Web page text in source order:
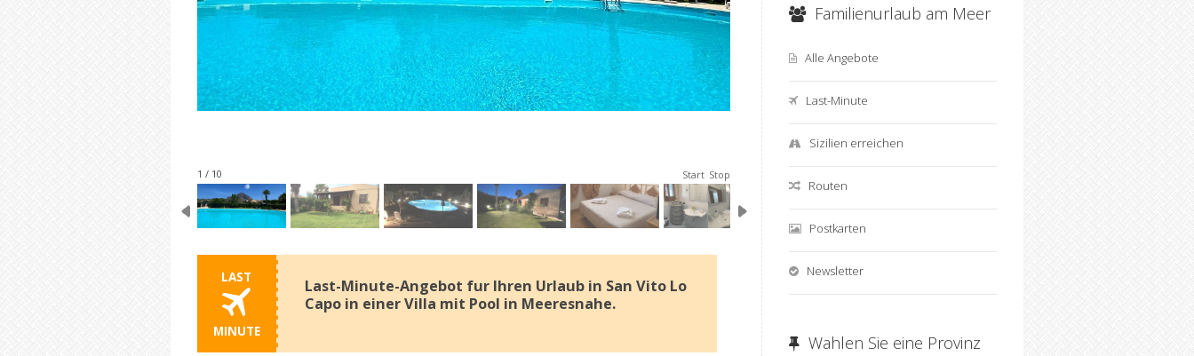
1 / 10 Start Stop
LAST
MINUTE
Last-Minute-Angebot fur Ihren Urlaub in San Vito Lo
Capo in einer Villa mit Pool in Meeresnahe.
Familienurlaub am Meer
Alle Angebote
Last-Minute
Sizilien erreichen
Routen
Postkarten
Newsletter
Wahlen Sie eine Provinz